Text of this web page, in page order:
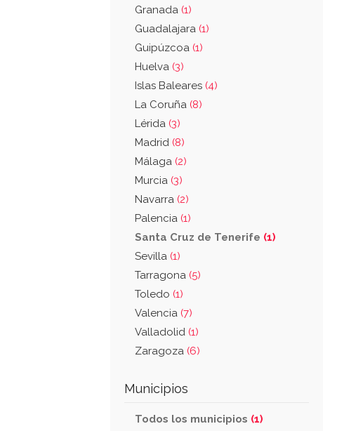
Granada (1)
Guadalajara (1)
Guipúzcoa (1)
Huelva (3)
Islas Baleares (4)
La Coruña (8)
Lérida (3)
Madrid (8)
Málaga (2)
Murcia (3)
Navarra (2)
Palencia (1)
Santa Cruz de Tenerife (1)
Sevilla (1)
Tarragona (5)
Toledo (1)
Valencia (7)
Valladolid (1)
Zaragoza (6)
Municipios
Todos los municipios (1)